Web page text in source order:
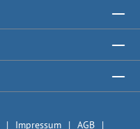
Impressum AGB